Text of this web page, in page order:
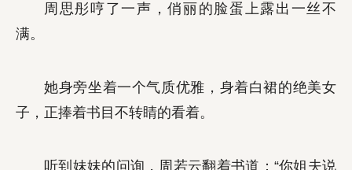
周思彤哼了一声，俏丽的脸蛋上露出一丝不
满。
她身旁坐着一个气质优雅，身着白裙的绝美女
子，正捧着书目不转睛的看着。
听到妹妹的问询，周若云翻着书道：“你姐夫说